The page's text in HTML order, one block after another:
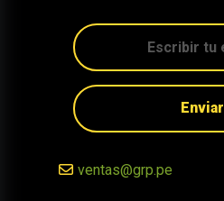
Enviar
ventas@grp.pe